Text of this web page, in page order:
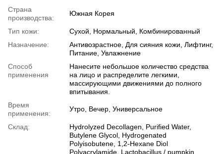
Страна
производства:
Южная Корея
Тип кожи:
Сухой, Нормальный, Комбинированный
Назначение:
Антивозрастное, Для сияния кожи, Лифтинг,
Питание, Увлажнение
Способ
применения
Нанесите небольшое количество средства
на лицо и распределите легкими,
массирующими движениями до полного
впитывания.
Время
применения:
Утро, Вечер, Универсальное
Склад:
Hydrolyzed Decollagen, Purified Water,
Butylene Glycol, Hydrogenated
Polyisobutene, 1,2-Hexane Diol
Polyacrylamide, Lactobacillus / pumpkin